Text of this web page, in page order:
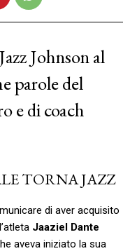
Johnson al
parole del
e di coach
TORNA JAZZ
di aver acquisito
Jaaziel Dante
aveva iniziato la sua